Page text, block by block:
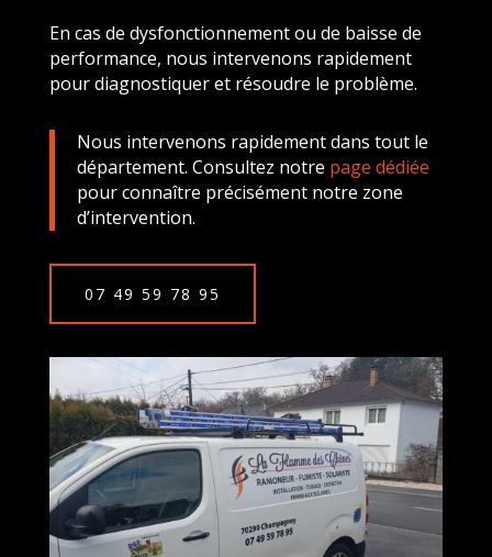
En cas de dysfonctionnement ou de baisse de
performance, nous intervenons rapidement
pour diagnostiquer et résoudre le problème.
Nous intervenons rapidement dans tout le
département. Consultez notre page dédiée
pour connaître précisément notre zone
d’intervention.
07 49 59 78 95